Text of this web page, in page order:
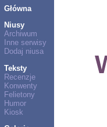
Główna
Niusy
Archiwum
Inne serwisy
Dodaj niusa
Teksty
Recenzje
Konwenty
Felietony
Humor
Kiosk